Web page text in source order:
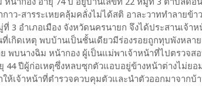
าว-สารระเหยคลุ้มคลั่งไม่ได้สติ อาละวาททำลายข้า
อำเภอเมือง จังหวัดนครนายก จึงได้ประสานเจ้าห
เกิดเหตุ พบบ้านเป็นชั้นเดียวมีร่องรอยถูกทุบพังหลา
พบนางฉิม หน้ากอง ผู้เป็นแม่พาเจ้าหน้าที่ไปตรวจส
ปีผู้ก่อเหตุซึ่งหลบซุกตัวแอบอยู่ข้างหน้าต่างไม่ยอ
ห้เจ้าหน้าที่ตำรวจควบคุมตัวและนำตัวออกมาจากบ้า